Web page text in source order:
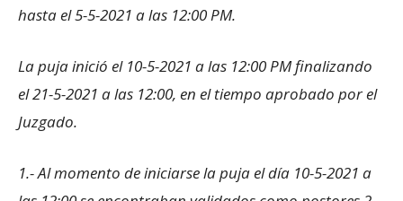
hasta el 5-5-2021 a las 12:00 PM.
La puja inició el 10-5-2021 a las 12:00 PM finalizando
el 21-5-2021 a las 12:00, en el tiempo aprobado por el
Juzgado.
1.- Al momento de iniciarse la puja el día 10-5-2021 a